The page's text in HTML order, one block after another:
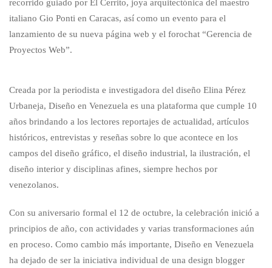
recorrido guiado por El Cerrito, joya arquitectónica del maestro
italiano Gio Ponti en Caracas, así como un evento para el
lanzamiento de su nueva página web y el forochat “Gerencia de
Proyectos Web”.
Creada por la periodista e investigadora del diseño Elina Pérez
Urbaneja, Diseño en Venezuela es una plataforma que cumple 10
años brindando a los lectores reportajes de actualidad, artículos
históricos, entrevistas y reseñas sobre lo que acontece en los
campos del diseño gráfico, el diseño industrial, la ilustración, el
diseño interior y disciplinas afines, siempre hechos por
venezolanos.
Con su aniversario formal el 12 de octubre, la celebración inició a
principios de año, con actividades y varias transformaciones aún
en proceso. Como cambio más importante, Diseño en Venezuela
ha dejado de ser la iniciativa individual de una design blogger